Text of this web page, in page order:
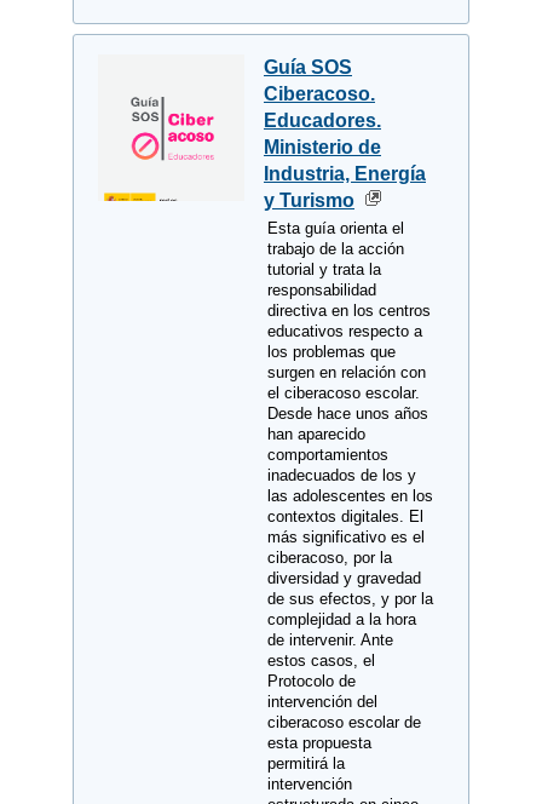
Guía SOS
Ciberacoso.
Educadores.
Ministerio de
Industria, Energía
y Turismo
Esta guía orienta el
trabajo de la acción
tutorial y trata la
responsabilidad
directiva en los centros
educativos respecto a
los problemas que
surgen en relación con
el ciberacoso escolar.
Desde hace unos años
han aparecido
comportamientos
inadecuados de los y
las adolescentes en los
contextos digitales. El
más significativo es el
ciberacoso, por la
diversidad y gravedad
de sus efectos, y por la
complejidad a la hora
de intervenir. Ante
estos casos, el
Protocolo de
intervención del
ciberacoso escolar de
esta propuesta
permitirá la
intervención